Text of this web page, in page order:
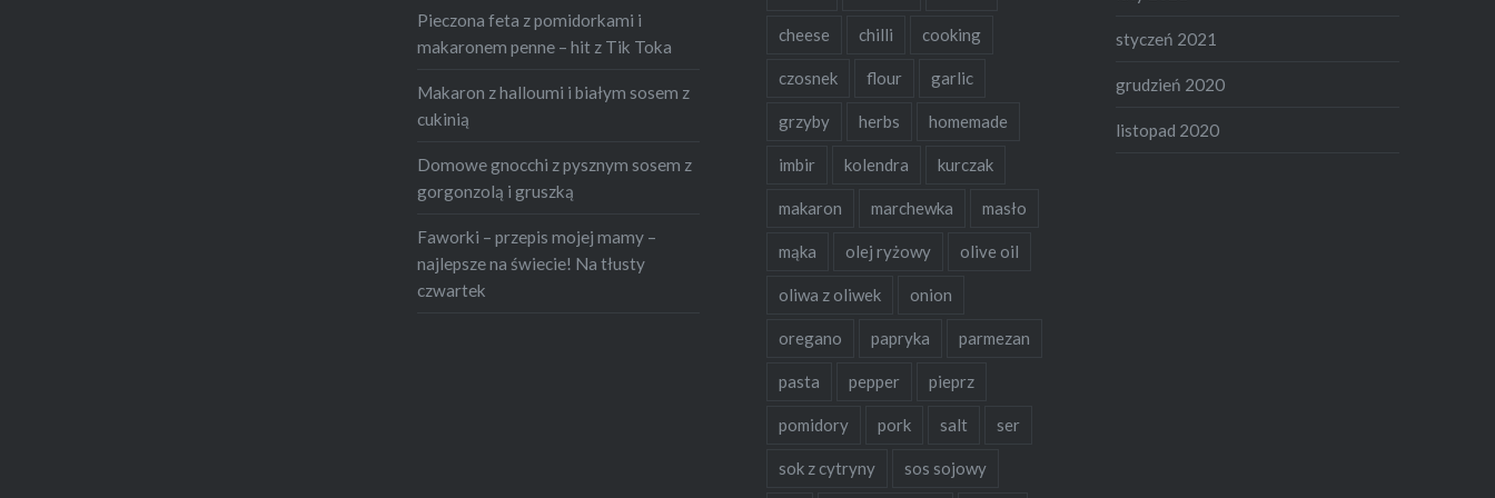
na pół)Mozarella (ta twarda, nie
w kulkach)1…
Pieczona feta z pomidorkami i
makaronem penne – hit z Tik Toka
Makaron z halloumi i białym sosem z
cukinią
Domowe gnocchi z pysznym sosem z
gorgonzolą i gruszką
Faworki – przepis mojej mamy –
najlepsze na świecie! Na tłusty
czwartek
cheese chilli cooking
czosnek flour garlic
grzyby herbs homemade
imbir kolendra kurczak
makaron marchewka masło
mąka olej ryżowy olive oil
oliwa z oliwek onion
oregano papryka parmezan
pasta pepper pieprz
pomidory pork salt ser
sok z cytryny sos sojowy
styczeń 2021
grudzień 2020
listopad 2020